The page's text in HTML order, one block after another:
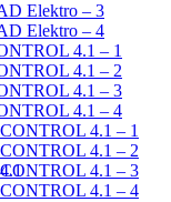
Elektro – 3
Elektro – 4
4.1 – 1
4.1 – 2
4.1 – 3
4.1 – 4
4.1 – 1
4.1 – 2
4.1 – 3
4.1 – 4